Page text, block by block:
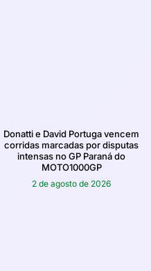
Donatti e David Portuga vencem
corridas marcadas por disputas
intensas no GP Paraná do
MOTO1000GP
2 de agosto de 2026